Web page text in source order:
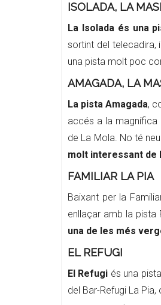
ISOLADA, LA
La Isolada és una
sortint del telecadira,
una pista molt poc
AMAGADA, LA
La pista Amagada,
accés a la magnífica
de La Mola. No té
molt interessant de
FAMILIAR LA PIA
Baixant per la
enllaçar amb la pista
una de les més
EL REFUGI
El Refugi és una
del Bar-Refugi La